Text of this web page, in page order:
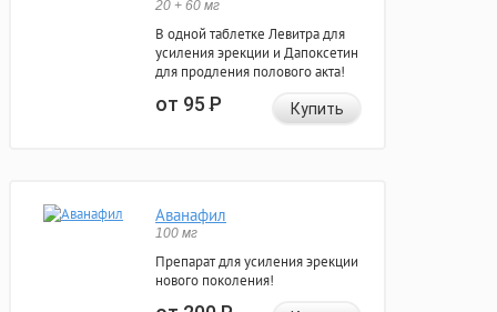
20 + 60 мг
В одной таблетке Левитра для
усиления эрекции и Дапоксетин
для продления полового акта!
от 95Р Купить
Аванафил
100 мг
Препарат для усиления эрекции
нового поколения!